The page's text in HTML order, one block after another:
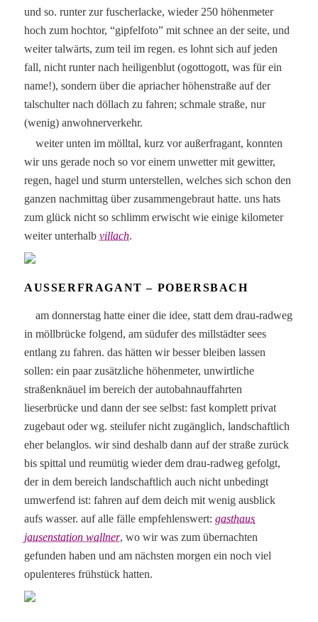
und so. runter zur fuscherlacke, wieder 250 höhenmeter
hoch zum hochtor, “gipfelfoto” mit schnee an der seite, und
weiter talwärts, zum teil im regen. es lohnt sich auf jeden
fall, nicht runter nach heiligenblut (ogottogott, was für ein
name!), sondern über die apriacher höhenstraße auf der
talschulter nach döllach zu fahren; schmale straße, nur
(wenig) anwohnerverkehr.
weiter unten im mölltal, kurz vor außerfragant, konnten
wir uns gerade noch so vor einem unwetter mit gewitter,
regen, hagel und sturm unterstellen, welches sich schon den
ganzen nachmittag über zusammengebraut hatte. uns hats
zum glück nicht so schlimm erwischt wie einige kilometer
weiter unterhalbvillach.
AUSSERFRAGANT – POBERSBACH
am donnerstag hatte einer die idee, statt dem drau-radweg
in möllbrücke folgend, am südufer des millstädter sees
entlang zu fahren. das hätten wir besser bleiben lassen
sollen: ein paar zusätzliche höhenmeter, unwirtliche
straßenknäuel im bereich der autobahnauffahrten
lieserbrücke und dann der see selbst: fast komplett privat
zugebaut oder wg. steilufer nicht zugänglich, landschaftlich
eher belanglos. wir sind deshalb dann auf der straße zurück
bis spittal und reumütig wieder dem drau-radweg gefolgt,
der in dem bereich landschaftlich auch nicht unbedingt
umwerfend ist: fahren auf dem deich mit wenig ausblick
aufs wasser. auf alle fälle empfehlenswert:gasthaus
jausenstation wallner, wo wir was zum übernachten
gefunden haben und am nächsten morgen ein noch viel
opulenteres frühstück hatten.